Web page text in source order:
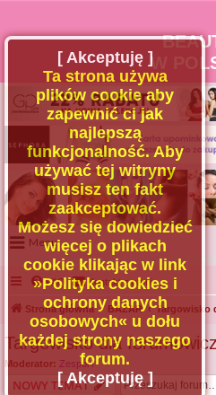
W
Menu
Portal
Facebook
Regulamin
Zapytaj administratora
Kontakt
FAQ Kontakt z nami
Strona główna BAZAR Targowisko
Targowisko dla
Moderator: Zespół I
NOWY TEMAT
[ Akceptuję ]
Ta strona używa
plików cookie aby
zapewnić ci jak
najlepszą
funkcjonalność. Aby
używać tej witryny
musisz ten fakt
zaakceptować.
Możesz się dowiedzieć
więcej o plikach
cookie klikając w link
»Polityka cookies i
ochrony danych
osobowych« u dołu
każdej strony naszego
forum.
[ Akceptuję ]